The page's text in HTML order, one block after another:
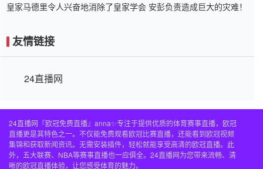
皇家马德里令人兴奋地消除了皇家学会 安彭负责造成巨大的灾难！
友情链接
24直播网
24直播网『欧冠免费直播』anna✨专注于提供优质的体育赛事直播，欧冠
直播更是其特色之一。不仅能免费观看欧冠比赛直播，还能看到欧冠视频
集锦和获取新闻资讯。无需安装插件，轻松就能享受高清的欧冠直播。此
外，五大联赛、NBA等赛事直播也一应俱全。24直播网为您带来流畅、清
晰的欧冠直播体验，让您感受体育的魅力。